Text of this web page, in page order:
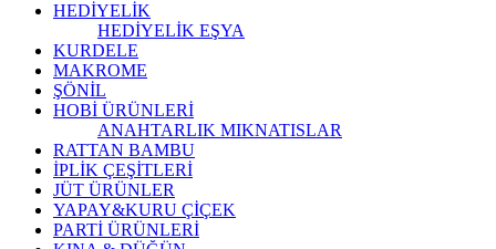
HEDİYELİK
HEDİYELİK EŞYA
KURDELE
MAKROME
ŞÖNİL
HOBİ ÜRÜNLERİ
ANAHTARLIK MIKNATISLAR
RATTAN BAMBU
İPLİK ÇEŞİTLERİ
JÜT ÜRÜNLER
YAPAY&KURU ÇİÇEK
PARTİ ÜRÜNLERİ